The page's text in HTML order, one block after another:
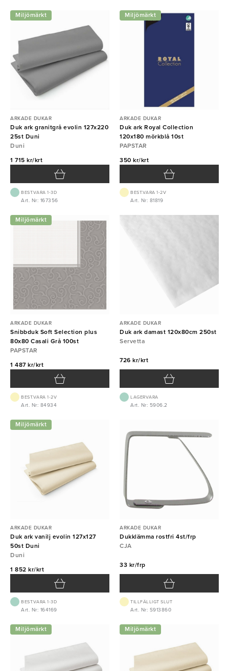
Miljömärkt
ARKADE DUKAR
Duk ark granitgrå evolin 127x220
25st Duni
Duni
1 715 kr/krt
BEST.VARA 1-3D
Art. Nr: 167356
Miljömärkt
ARKADE DUKAR
Duk ark Royal Collection
120x180 mörkblå 10st
PAPSTAR
350 kr/krt
BEST.VARA 1-2V
Art. Nr: 81819
Miljömärkt
ARKADE DUKAR
Snibbduk Soft Selection plus
80x80 Casali Grå 100st
PAPSTAR
1 487 kr/krt
BEST.VARA 1-2V
Art. Nr: 84934
ARKADE DUKAR
Duk ark damast 120x80cm 250st
Servetta
726 kr/krt
LAGERVARA
Art. Nr: 5906.2
Miljömärkt
ARKADE DUKAR
Duk ark vanilj evolin 127x127
50st Duni
Duni
1 852 kr/krt
BEST.VARA 1-3D
Art. Nr: 164169
ARKADE DUKAR
Dukklämma rostfri 4st/frp
CJA
33 kr/frp
TILLFÄLLIGT SLUT
Art. Nr: S913860
Miljömärkt Miljömärkt